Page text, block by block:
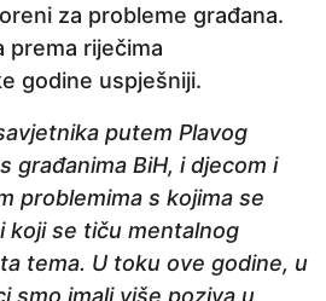
za probleme građana.
prema riječima
godine uspješniji.
putem Plavog
građanima BiH, i djecom i
problemima s kojima se
koji se tiču mentalnog
tema. U toku ove godine, u
smo imali više poziva u